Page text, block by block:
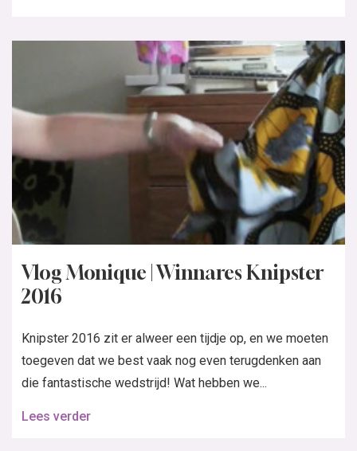
Vlog Monique | Winnares Knipster
2016
Knipster 2016 zit er alweer een tijdje op, en we moeten
toegeven dat we best vaak nog even terugdenken aan
die fantastische wedstrijd! Wat hebben we...
Lees verder